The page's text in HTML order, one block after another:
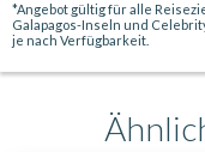
*Angebot gültig für alle
Galapagos-Inseln und
je nach Verfügbarkeit.